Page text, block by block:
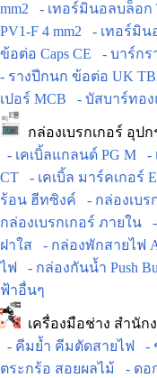
mm2
- เทอร์มินอลบล็อก
PV1-F 4 mm2
- เทอร์มิน
ข้อต่อ Caps CE
- บาร์ก
- รางปีกนก ข้อต่อ UK
เปอร์ MCB
- บัสบาร์ทอ
กล่องเบรกเกอร์ อุป
- เคเบิ้ลแกลนด์ PG M
-
CT
- เคเบิ้ล มาร์คเกอร์
ร้อน ฮีทซิงค์
- กล่องเบร
กล่องเบรกเกอร์ ภายใน
ฝาใส
- กล่องพักสายไฟ
ไฟ
- กล่องกันน้ำ Push
ฟ้าอื่นๆ
เครื่องมือช่าง สำนัก
- คีมย้ำ คีมตัดสายไฟ
-
ตระกร้อ สอยผลไม้
- ดอ